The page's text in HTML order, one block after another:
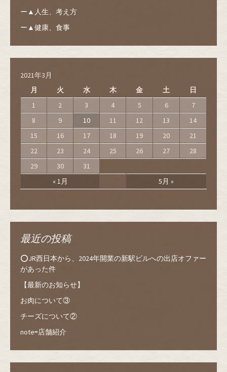
ー▲人生、考え方
ー▲健康、食事
2021年3月
月
火 水 木 金 土 日
« 1月 5月 »
1 2 3 4 5 6
7
8
9 10 11 12 13
14
15
16 17 18 19 20
21
22
23 24 25 26 27
28
29
30 31
最近の投稿
⭕️JR西日本から、2024年開業の新駅ビルへの出店オファー
があった件
【最新のお知らせ】
お肉について③
チーズについて②
note⇨店舗紹介